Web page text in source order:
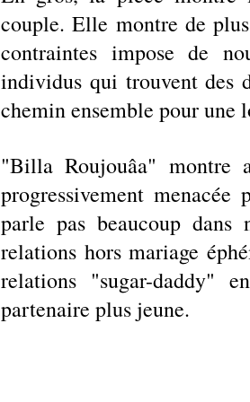
couple. Elle montre de
contraintes impose de
individus qui trouvent des
chemin ensemble pour une
"Billa Roujouâa" montre
progressivement
parle pas beaucoup
relations hors mariage
relations "sugar-daddy"
partenaire plus jeune.